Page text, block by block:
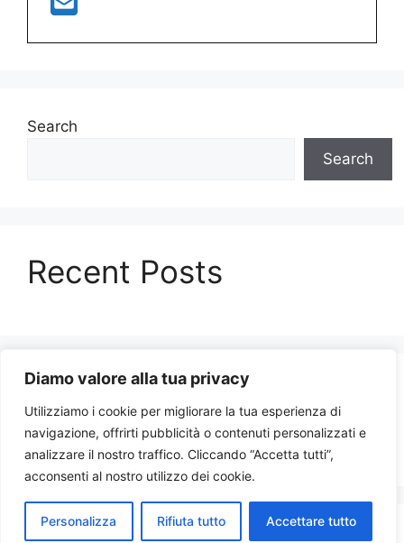
Diamo valore alla tua privacy
Utilizziamo i cookie per migliorare la tua esperienza di
navigazione, offrirti pubblicità o contenuti personalizzati e
analizzare il nostro traffico. Cliccando “Accetta tutti”,
acconsenti al nostro utilizzo dei cookie.
Personalizza Rifiuta tutto Accettare tutto
Search
Search
Recent Posts
Recent Comments
No comments to show.
© 2026 Emilia Times• Built with GeneratePress